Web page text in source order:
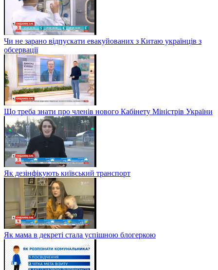
Чи не зарано відпускати евакуйованих з Китаю українців з
обсервації
Що треба знати про членів нового Кабінету Міністрів України
Як дезінфікують київський транспорт
Як мама в декреті стала успішною блогеркою